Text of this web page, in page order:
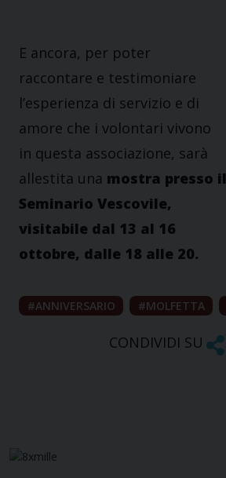
E ancora, per poter
raccontare e testimoniare
l’esperienza di servizio e di
amore che i volontari vivono
in questa associazione, sarà
allestita una mostra presso il
Seminario Vescovile,
visitabile dal 13 al 16
ottobre, dalle 18 alle 20.
ANNIVERSARIO MOLFETTA
CONDIVIDI SU